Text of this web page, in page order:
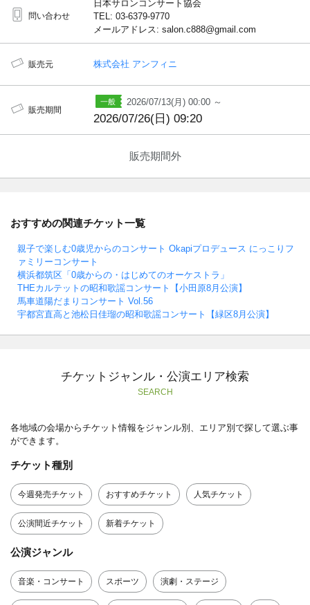
問い合わせ
日本サロンコンサート協会
TEL: 03-6379-9770
メールアドレス: salon.c888@gmail.com
販売元 株式会社 アンフィニ
販売期間
2026/07/13(月) 00:00 ～
2026/07/26(日) 09:20
販売期間外
おすすめの関連チケット一覧
親子で楽しむ0歳児からのコンサート Okapiプロデュース にっこりフ
ァミリーコンサート
横浜都筑区「0歳からの・はじめてのオーケストラ」
THEカルテットの昭和歌謡コンサート【小田原8月公演】
馬車道陽だまりコンサート Vol.56
宇都宮直高と池松日佳瑠の昭和歌謡コンサート【緑区8月公演】
チケットジャンル・公演エリア検索
SEARCH
各地域の会場からチケット情報をジャンル別、エリア別で探して選ぶ事
ができます。
チケット種別
今週発売チケット おすすめチケット 人気チケット
公演間近チケット 新着チケット
公演ジャンル
音楽・コンサート スポーツ 演劇・ステージ